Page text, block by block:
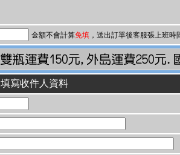
金額不會計算免填，送出訂單後客服張上班時
填寫收件人資料